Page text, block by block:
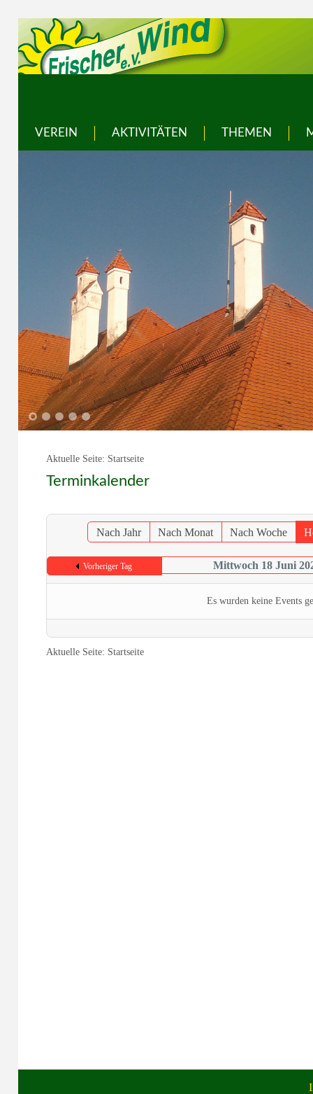
VEREIN AKTIVITÄTEN THEMEN
1 2 3 4 5
Aktuelle Seite: Startseite
Terminkalender
Nach Jahr Nach Monat Nach Woche
Vorheriger Tag Mittwoch 18 Juni
Es wurden keine Events
Aktuelle Seite: Startseite